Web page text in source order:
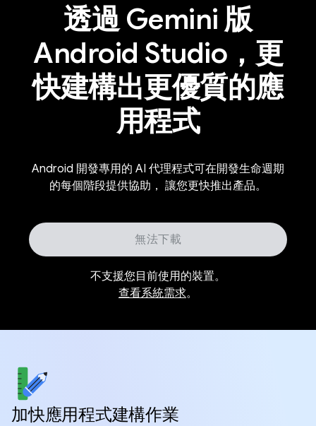
透過 Gemini 版
Android Studio，更
快建構出更優質的應
用程式
Android 開發專用的 AI 代理程式可在開發生命週期
的每個階段提供協助， 讓您更快推出產品。
無法下載
不支援您目前使用的裝置。
查看系統需求。
加快應用程式建構作業